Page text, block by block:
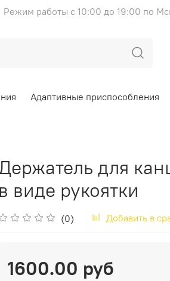
Режим работы с 10:00 до 19:00 по
Адаптивные приспособления
для
в виде рукоятки
(0) Добавить в
1600.00 руб